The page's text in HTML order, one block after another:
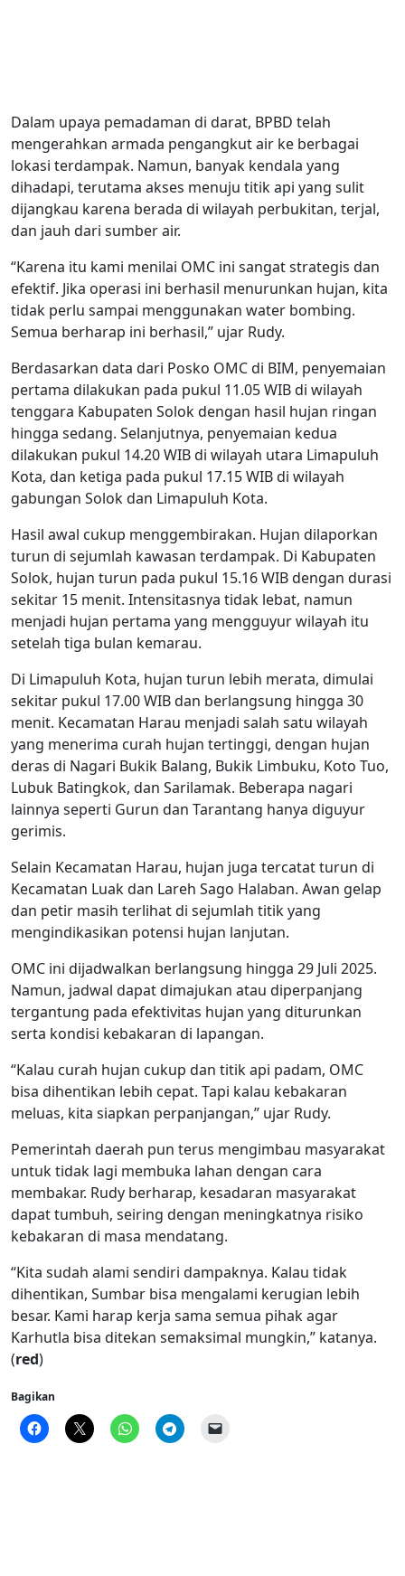
Dalam upaya pemadaman di darat, BPBD telah
mengerahkan armada pengangkut air ke berbagai
lokasi terdampak. Namun, banyak kendala yang
dihadapi, terutama akses menuju titik api yang sulit
dijangkau karena berada di wilayah perbukitan, terjal,
dan jauh dari sumber air.
“Karena itu kami menilai OMC ini sangat strategis dan
efektif. Jika operasi ini berhasil menurunkan hujan, kita
tidak perlu sampai menggunakan water bombing.
Semua berharap ini berhasil,” ujar Rudy.
Berdasarkan data dari Posko OMC di BIM, penyemaian
pertama dilakukan pada pukul 11.05 WIB di wilayah
tenggara Kabupaten Solok dengan hasil hujan ringan
hingga sedang. Selanjutnya, penyemaian kedua
dilakukan pukul 14.20 WIB di wilayah utara Limapuluh
Kota, dan ketiga pada pukul 17.15 WIB di wilayah
gabungan Solok dan Limapuluh Kota.
Hasil awal cukup menggembirakan. Hujan dilaporkan
turun di sejumlah kawasan terdampak. Di Kabupaten
Solok, hujan turun pada pukul 15.16 WIB dengan durasi
sekitar 15 menit. Intensitasnya tidak lebat, namun
menjadi hujan pertama yang mengguyur wilayah itu
setelah tiga bulan kemarau.
Di Limapuluh Kota, hujan turun lebih merata, dimulai
sekitar pukul 17.00 WIB dan berlangsung hingga 30
menit. Kecamatan Harau menjadi salah satu wilayah
yang menerima curah hujan tertinggi, dengan hujan
deras di Nagari Bukik Balang, Bukik Limbuku, Koto Tuo,
Lubuk Batingkok, dan Sarilamak. Beberapa nagari
lainnya seperti Gurun dan Tarantang hanya diguyur
gerimis.
Selain Kecamatan Harau, hujan juga tercatat turun di
Kecamatan Luak dan Lareh Sago Halaban. Awan gelap
dan petir masih terlihat di sejumlah titik yang
mengindikasikan potensi hujan lanjutan.
OMC ini dijadwalkan berlangsung hingga 29 Juli 2025.
Namun, jadwal dapat dimajukan atau diperpanjang
tergantung pada efektivitas hujan yang diturunkan
serta kondisi kebakaran di lapangan.
“Kalau curah hujan cukup dan titik api padam, OMC
bisa dihentikan lebih cepat. Tapi kalau kebakaran
meluas, kita siapkan perpanjangan,” ujar Rudy.
Pemerintah daerah pun terus mengimbau masyarakat
untuk tidak lagi membuka lahan dengan cara
membakar. Rudy berharap, kesadaran masyarakat
dapat tumbuh, seiring dengan meningkatnya risiko
kebakaran di masa mendatang.
“Kita sudah alami sendiri dampaknya. Kalau tidak
dihentikan, Sumbar bisa mengalami kerugian lebih
besar. Kami harap kerja sama semua pihak agar
Karhutla bisa ditekan semaksimal mungkin,” katanya.
(red)
Bagikan